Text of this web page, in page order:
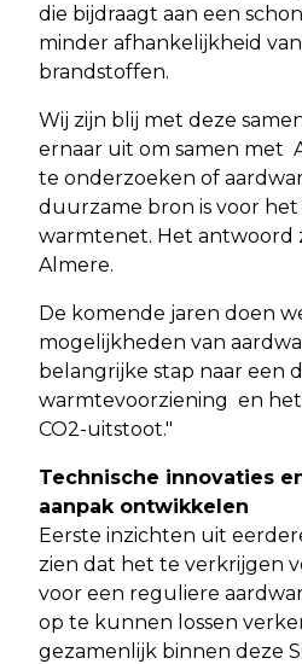
die bijdraagt aan een
minder afhankelijkheid van
brandstoffen.
Wij zijn blij met deze
ernaar uit om samen met
te onderzoeken of
duurzame bron is voor het
warmtenet. Het antwoord
Almere.
De komende jaren doen
mogelijkheden van
belangrijke stap naar een
warmtevoorziening en
CO2-uitstoot."
Technische innovaties
aanpak ontwikkelen
Eerste inzichten uit
zien dat het te verkrijgen
voor een reguliere
op te kunnen lossen
gezamenlijk binnen deze